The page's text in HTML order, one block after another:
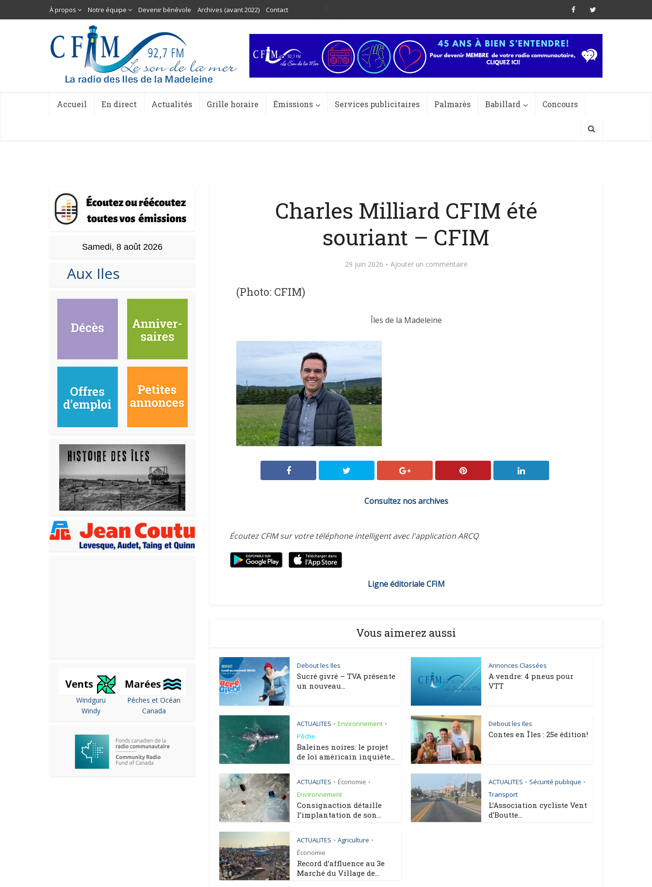
À propos Notre équipe Devenir bénévole Archives (avant 2022) Contact
Accueil En direct Actualités Grille horaire Émissions Services publicitaires Palmarès Babillard Concours
Samedi, 8 août 2026
Aux Iles
Windguru
Windy
Pêches et Océan
Canada
Charles Milliard CFIM été
souriant – CFIM
29 juin 2026 Ajouter un commentaire
(Photo: CFIM)
Îles de la Madeleine
Consultez nos archives
Écoutez CFIM sur votre téléphone intelligent avec l'application ARCQ
Ligne éditoriale CFIM
Vous aimerez aussi
Debout les Iles
Sucré givré – TVA présente
un nouveau...
Annonces Classées
A vendre: 4 pneus pour
VTT
ACTUALITES • Environnement •
Pêche
Baleines noires: le projet
de loi américain inquiète...
Debout les Iles
Contes en Îles : 25e édition!
ACTUALITES • Économie •
Environnement
Consignaction détaille
l’implantation de son...
ACTUALITES • Sécurité publique •
Transport
L’Association cycliste Vent
d’Boutte...
ACTUALITES • Agriculture •
Économie
Record d’affluence au 3e
Marché du Village de...